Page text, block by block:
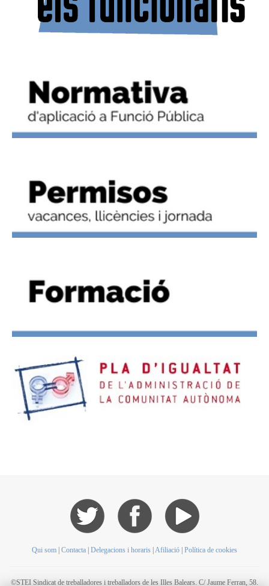
Qui som Contacta Delegacions i horaris Afiliació Política de cookies
©STEI Sindicat de treballadores i treballadors de les Illes Balears. C/ Jaume Ferran, 58.